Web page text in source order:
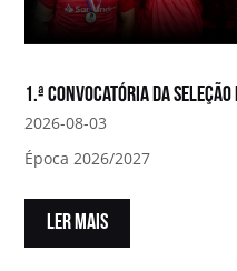
1.ª convocatória da
2026-08-03
Época 2026/2027
LER MAIS